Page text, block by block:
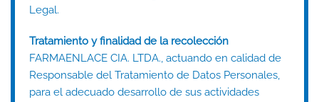
Legal.
Tratamiento y finalidad de la recolección
FARMAENLACE CIA. LTDA., actuando en calidad de
Responsable del Tratamiento de Datos Personales,
para el adecuado desarrollo de sus actividades